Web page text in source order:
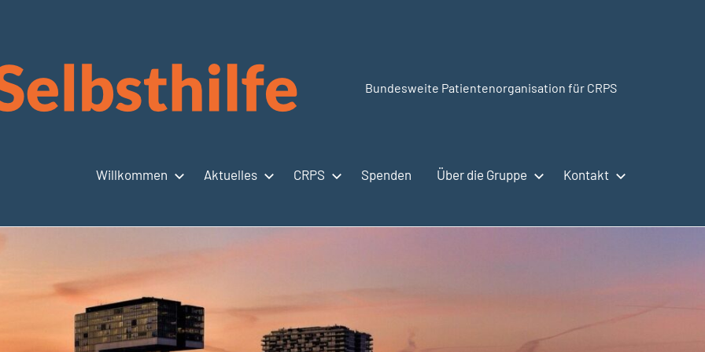
CRPSSelbsthilfe.org
Bundesweite Patientenorganisation für CRPS
Willkommen Aktuelles CRPS Spenden Über die Gruppe Kontakt